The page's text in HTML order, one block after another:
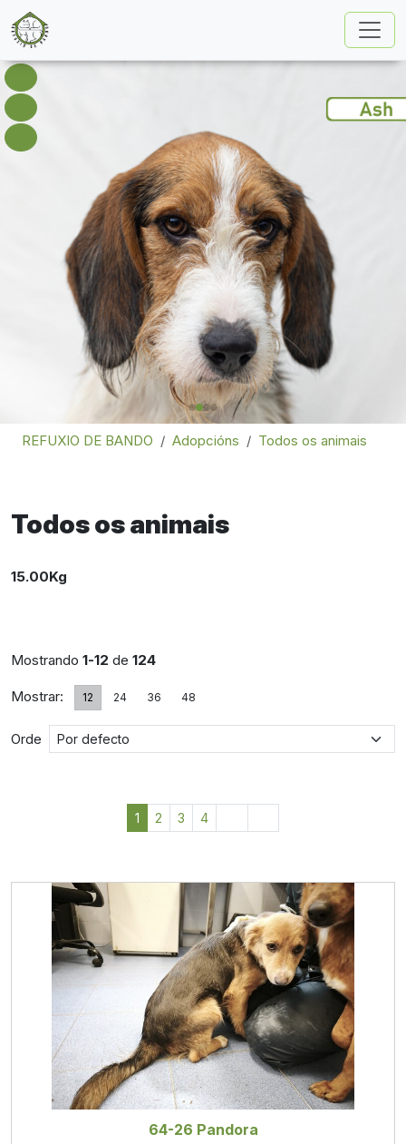
REFUXIO DE BANDO Adopcións Todos os animais
Todos os animais
15.00Kg
Mostrando 1-12 de 124
Mostrar: 12 24 36 48
Orde
1 2 3 4
64-26 Pandora